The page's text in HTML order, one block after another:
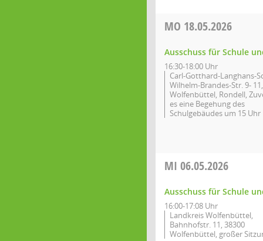
MO 18.05.2026
Ausschuss für Schule
16:30-18:00 Uhr
Carl-Gotthard-Langhans-
Wilhelm-Brandes-Str. 9-
Wolfenbüttel, Rondell,
es eine Begehung des
Schulgebäudes um 15 Uhr
MI 06.05.2026
Ausschuss für Schule
16:00-17:08 Uhr
Landkreis Wolfenbüttel,
Bahnhofstr. 11, 38300
Wolfenbüttel, großer